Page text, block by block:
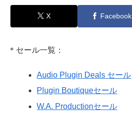
X Facebook
＊セール一覧：
Audio Plugin Deals セール
Plugin Boutiqueセール
W.A. Productionセール